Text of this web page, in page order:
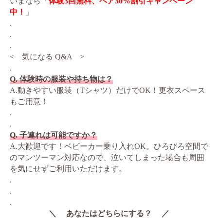
中！
」
.
.
.
< 気になる Q&A >
.
Q. 体験時の服装や持ち物は？
A.動きやすい服装（Tシャツ）だけでOK！更衣スペース
もご用意！
.
.
Q. 子連れは可能ですか？
A.大歓迎です！ベビーカー乗り入れOK。ひろびろ空間で
のマンツーマン対応なので、泣いてしまった場合も周囲
を気にせずご利用いただけます。
.
.
.
＼ あなたはどちらにする？ ／